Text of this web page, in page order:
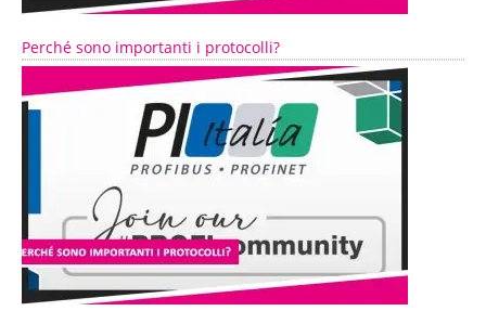
Perché sono importanti i protocolli?